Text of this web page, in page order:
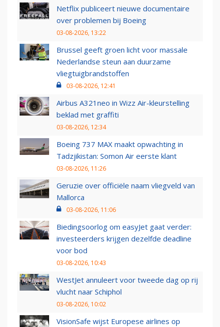
Netflix publiceert nieuwe documentaire
over problemen bij Boeing
03-08-2026, 13:22
Brussel geeft groen licht voor massale
Nederlandse steun aan duurzame
vliegtuigbrandstoffen
03-08-2026, 12:41
Airbus A321neo in Wizz Air-kleurstelling
beklad met graffiti
03-08-2026, 12:34
Boeing 737 MAX maakt opwachting in
Tadzjikistan: Somon Air eerste klant
03-08-2026, 11:26
Geruzie over officiële naam vliegveld van
Mallorca
03-08-2026, 11:06
Biedingsoorlog om easyJet gaat verder:
investeerders krijgen dezelfde deadline
voor bod
03-08-2026, 10:43
WestJet annuleert voor tweede dag op rij
vlucht naar Schiphol
03-08-2026, 10:02
VisionSafe wijst Europese airlines op